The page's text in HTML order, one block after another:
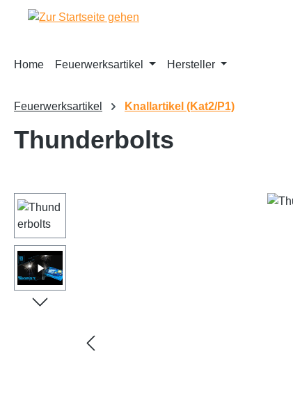
Hauptinhalt springen
Zur Suche springen
Zur Hauptnavigation springen
Home Feuerwerksartikel Hersteller
Feuerwerksartikel Knallartikel (Kat2/P1)
Thunderbolts
Bildergalerie überspringen